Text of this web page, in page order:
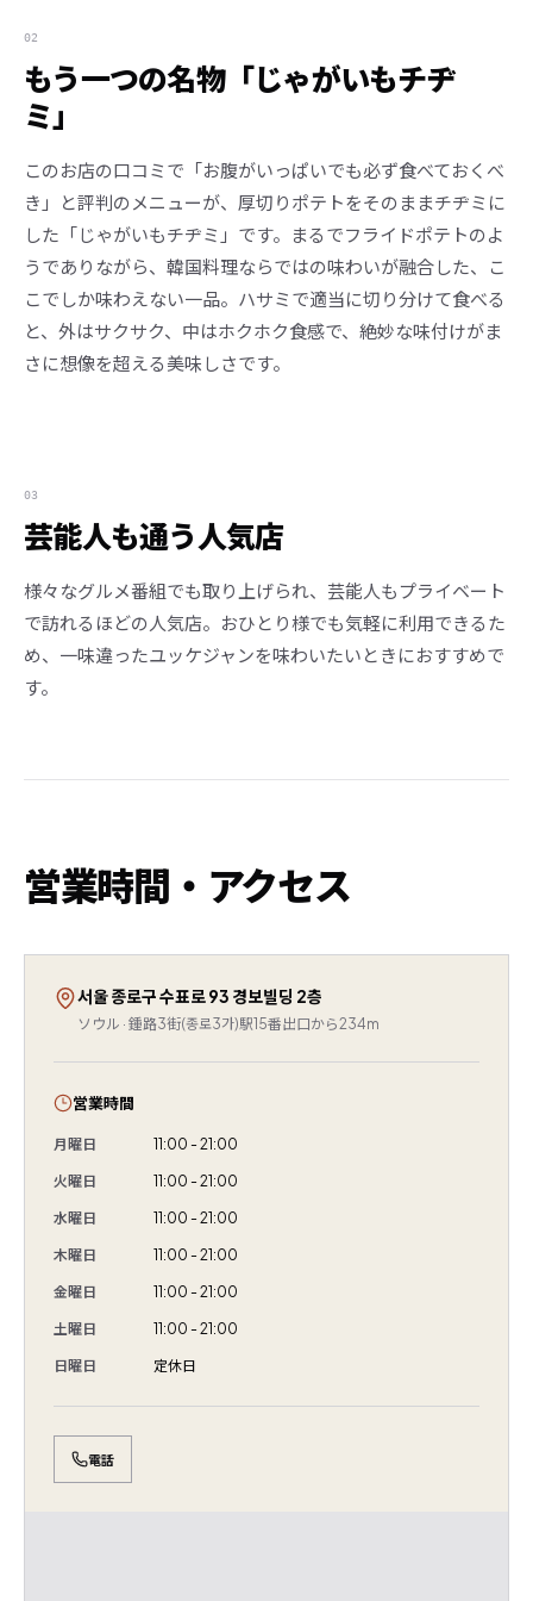
02
もう一つの名物「じゃがいもチヂ
ミ」
このお店の口コミで「お腹がいっぱいでも必ず食べておくべ
き」と評判のメニューが、厚切りポテトをそのままチヂミに
した「じゃがいもチヂミ」です。まるでフライドポテトのよ
うでありながら、韓国料理ならではの味わいが融合した、こ
こでしか味わえない一品。ハサミで適当に切り分けて食べる
と、外はサクサク、中はホクホク食感で、絶妙な味付けがま
さに想像を超える美味しさです。
03
芸能人も通う人気店
様々なグルメ番組でも取り上げられ、芸能人もプライベート
で訪れるほどの人気店。おひとり様でも気軽に利用できるた
め、一味違ったユッケジャンを味わいたいときにおすすめで
す。
営業時間・アクセス
서울 종로구 수표로 93 경보빌딩 2층
ソウル · 鍾路3街(종로3가)駅15番出口から234m
営業時間
月曜日 11:00 - 21:00
火曜日 11:00 - 21:00
水曜日 11:00 - 21:00
木曜日 11:00 - 21:00
金曜日 11:00 - 21:00
土曜日 11:00 - 21:00
日曜日 定休日
電話